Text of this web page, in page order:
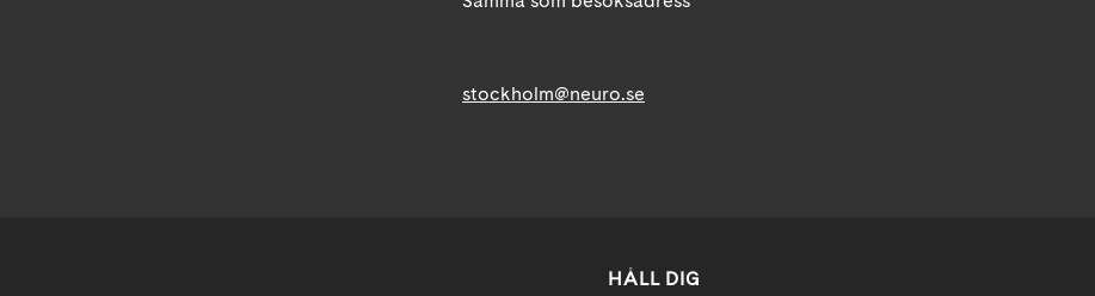
stockholm@neuro.se
HÅLL DIG